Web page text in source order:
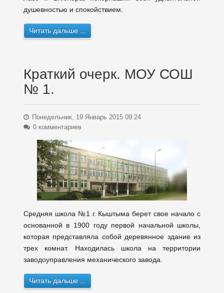
душевностью и спокойствием.
Читать дальше ...
Краткий очерк. МОУ СОШ
№ 1.
Понедельник, 19 Январь 2015 09:24
0 комментариев
Средняя школа №1 г. Кыштыма берет свое начало с
основанной в 1900 году первой начальной школы,
которая представляла собой деревянное здание из
трех комнат. Находилась школа на территории
заводоуправления механического завода.
Читать дальше ...